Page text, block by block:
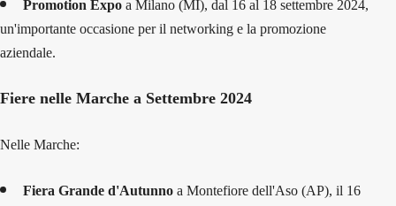
Promotion Expo a Milano (MI), dal 16 al 18 settembre 2024,
un'importante occasione per il networking e la promozione
aziendale.
Fiere nelle Marche a Settembre 2024
Nelle Marche:
Fiera Grande d'Autunno a Montefiore dell'Aso (AP), il 16